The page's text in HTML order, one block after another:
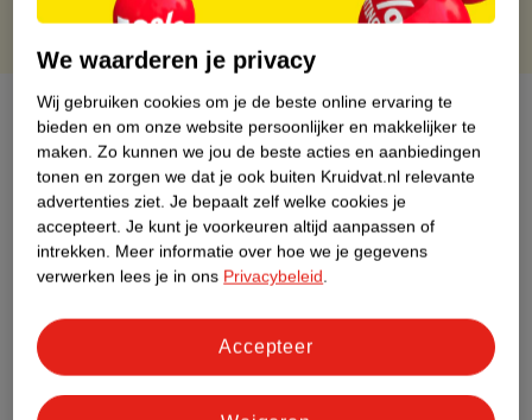
Over dit product
Productinformatie
Nature Impact Score
Dit product heeft (nog) geen Nature
Meer informatie
We waarderen je privacy
Wij gebruiken cookies om je de beste online ervaring te
bieden en om onze website persoonlijker en makkelijker te
maken. Zo kunnen we jou de beste acties en aanbiedingen
tonen en zorgen we dat je ook buiten Kruidvat.nl relevante
advertenties ziet. Je bepaalt zelf welke cookies je
accepteert. Je kunt je voorkeuren altijd aanpassen of
intrekken. Meer informatie over hoe we je gegevens
verwerken lees je in ons Privacybeleid.
Accepteer